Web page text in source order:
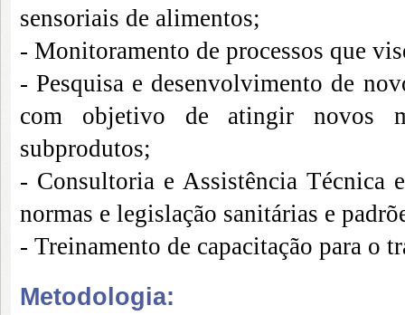
sensoriais de alimentos;
- Monitoramento de processos que
- Pesquisa e desenvolvimento de
com objetivo de atingir novos
subprodutos;
- Consultoria e Assistência Técnica
normas e legislação sanitárias e
- Treinamento de capacitação para o
Metodologia: